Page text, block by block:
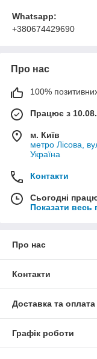
Whatsapp:
+380674429690
Про нас
100% позитивних
Працює з
м. Київ
метро Лісова,
Україна
Контакти
Сьогодні
Показати весь
Про нас
Контакти
Доставка та оплата
Графік роботи